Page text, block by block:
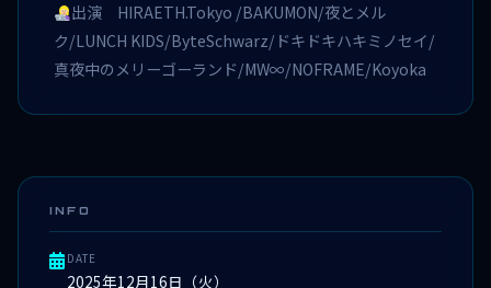
出演 HIRAETH.Tokyo /BAKUMON/夜とメル
ク/LUNCH KIDS/ByteSchwarz/ドキドキハキミノセイ/
真夜中のメリーゴーランド/MW∞/NOFRAME/Koyoka
INFO
DATE
2025年12月16日（火）